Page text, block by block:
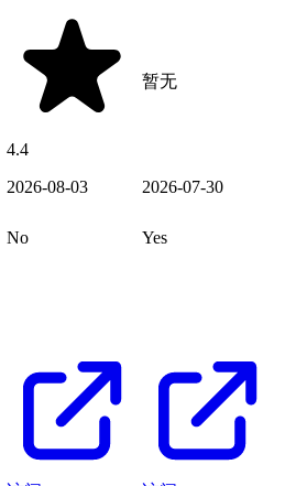
4.4
暂无
2026-08-03 2026-07-30
No Yes